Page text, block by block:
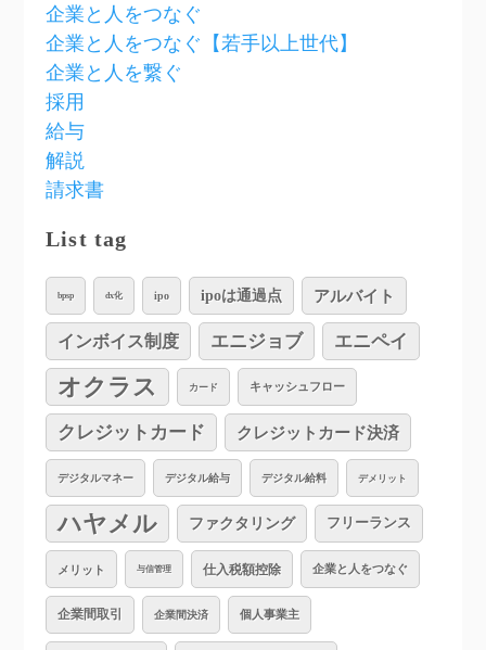
企業と人をつなぐ
企業と人をつなぐ【若手以上世代】
企業と人を繋ぐ
採用
給与
解説
請求書
List tag
bpsp dx化 ipo ipoは通過点 アルバイト
インボイス制度 エニジョブ エニペイ
オクラス カード キャッシュフロー
クレジットカード クレジットカード決済
デジタルマネー デジタル給与 デジタル給料 デメリット
ハヤメル ファクタリング フリーランス
メリット 与信管理 仕入税額控除 企業と人をつなぐ
企業間取引 企業間決済 個人事業主